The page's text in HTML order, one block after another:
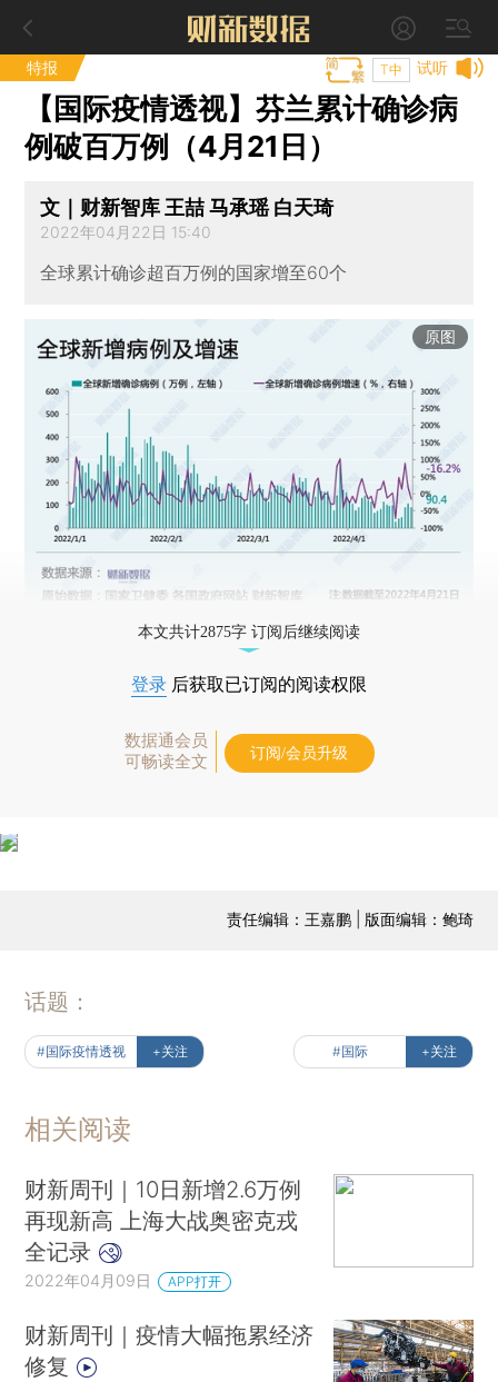
特报 试听
T中
【国际疫情透视】芬兰累计确诊病
例破百万例（4月21日）
文｜财新智库 王喆 马承瑶 白天琦
2022年04月22日 15:40
全球累计确诊超百万例的国家增至60个
原图
本文共计2875字 订阅后继续阅读
登录 后获取已订阅的阅读权限
数据通会员
可畅读全文
订阅/会员升级
责任编辑：王嘉鹏 | 版面编辑：鲍琦
话题：
#国际疫情透视 +关注 #国际 +关注
相关阅读
财新周刊｜10日新增2.6万例
再现新高 上海大战奥密克戎
全记录
2022年04月09日 APP打开
财新周刊｜疫情大幅拖累经济
修复